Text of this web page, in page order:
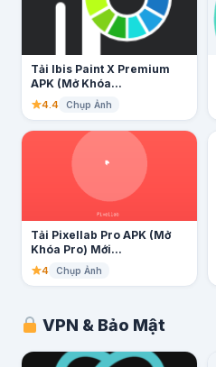
Tải Ibis Paint X Premium
APK (Mở Khóa...
4.4 Chụp Ảnh
Tải Pixellab Pro APK (Mở
Khóa Pro) Mới...
4 Chụp Ảnh
VPN & Bảo Mật